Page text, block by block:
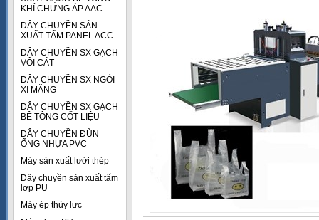
KHÍ CHƯNG ÁP AAC
DÂY CHUYỀN SẢN
XUẤT TẤM PANEL ACC
DÂY CHUYỀN SX GẠCH
VÔI CÁT
DÂY CHUYỀN SX NGÓI
XI MĂNG
DÂY CHUYỀN SX GẠCH
BÊ TÔNG CỐT LIỆU
DÂY CHUYỀN ĐÙN
ỐNG NHỰA PVC
Máy sản xuất lưới thép
Dây chuyền sản xuất tấm
lợp PU
Máy ép thủy lực